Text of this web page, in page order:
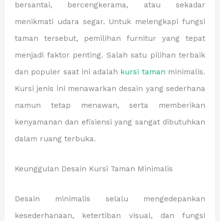
bersantai, bercengkerama, atau sekadar
menikmati udara segar. Untuk melengkapi fungsi
taman tersebut, pemilihan furnitur yang tepat
menjadi faktor penting. Salah satu pilihan terbaik
dan populer saat ini adalah kursi taman minimalis.
Kursi jenis ini menawarkan desain yang sederhana
namun tetap menawan, serta memberikan
kenyamanan dan efisiensi yang sangat dibutuhkan
dalam ruang terbuka.
Keunggulan Desain Kursi Taman Minimalis
Desain minimalis selalu mengedepankan
kesederhanaan, ketertiban visual, dan fungsi